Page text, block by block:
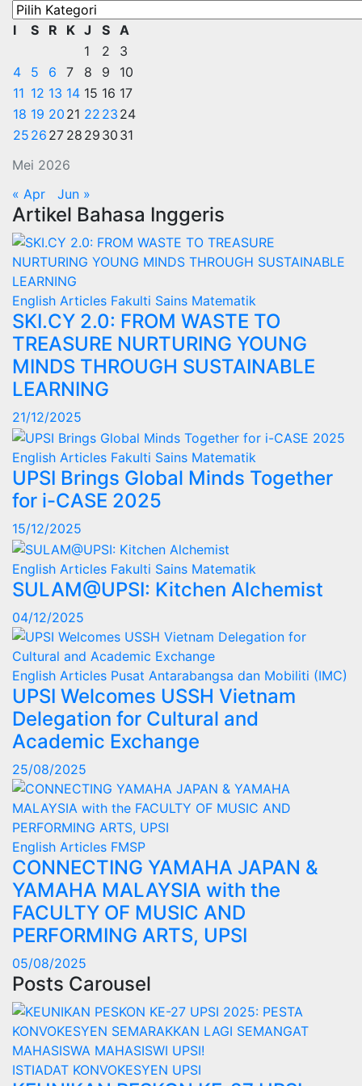
Kategori
Mei 2026
I S R K J S A
1
2
3
4
5 6 7 8 9
10
11 12 13 14 15 16 17
18 19 20 21 22 23 24
25 26 27 28 29 30 31
« Apr Jun »
Artikel Bahasa Inggeris
English Articles Fakulti Sains Matematik
SKI.CY 2.0: FROM WASTE TO
TREASURE NURTURING YOUNG
MINDS THROUGH SUSTAINABLE
LEARNING
21/12/2025
English Articles Fakulti Sains Matematik
UPSI Brings Global Minds Together
for i-CASE 2025
15/12/2025
English Articles Fakulti Sains Matematik
SULAM@UPSI: Kitchen Alchemist
04/12/2025
English Articles Pusat Antarabangsa dan Mobiliti (IMC)
UPSI Welcomes USSH Vietnam
Delegation for Cultural and
Academic Exchange
25/08/2025
English Articles FMSP
CONNECTING YAMAHA JAPAN &
YAMAHA MALAYSIA with the
FACULTY OF MUSIC AND
PERFORMING ARTS, UPSI
05/08/2025
Posts Carousel
ISTIADAT KONVOKESYEN UPSI